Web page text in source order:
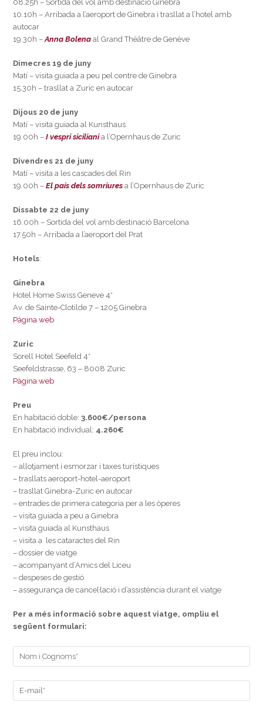
08.25h – Sortida del vol amb destinació Ginebra
10.10h – Arribada a l’aeroport de Ginebra i trasllat a l’hotel amb
autocar
19.30h –Anna Bolena al Grand Théâtre de Genève
Dimecres 19 de juny
Matí – visita guiada a peu pel centre de Ginebra
15.30h – trasllat a Zuric en autocar
Dijous 20 de juny
Matí – visita guiada al Kunsthaus
19.00h – I vespri siciliania l’Opernhaus de Zuric
Divendres 21 de juny
Matí – visita a les cascades del Rin
19.00h –El país dels somriures a l’Opernhaus de Zuric
Dissabte 22 de juny
16.00h – Sortida del vol amb destinació Barcelona
17.50h – Arribada a l’aeroport del Prat
Hotels:
Ginebra
Hotel Home Swiss Geneve 4*
Av. de Sainte-Clotilde 7 – 1205 Ginebra
Pàgina web
Zuric
Sorell Hotel Seefeld 4*
Seefeldstrasse, 63 – 8008 Zuric
Pàgina web
Preu
En habitació doble:3.600€/persona
En habitació individual: 4.260€
El preu inclou:
– allotjament i esmorzar i taxes turístiques
– trasllats aeroport-hotel-aeroport
– trasllat Ginebra-Zuric en autocar
– entrades de primera categoria per a les òperes
– visita guiada a peu a Ginebra
– visita guiada al Kunsthaus
– visita a les cataractes del Rin
– dossier de viatge
– acompanyant d’Amics del Liceu
– despeses de gestió
– assegurança de cancel·lació i d’assistència durant el viatge
Per a més informació sobre aquest viatge, ompliu el
següent formulari: